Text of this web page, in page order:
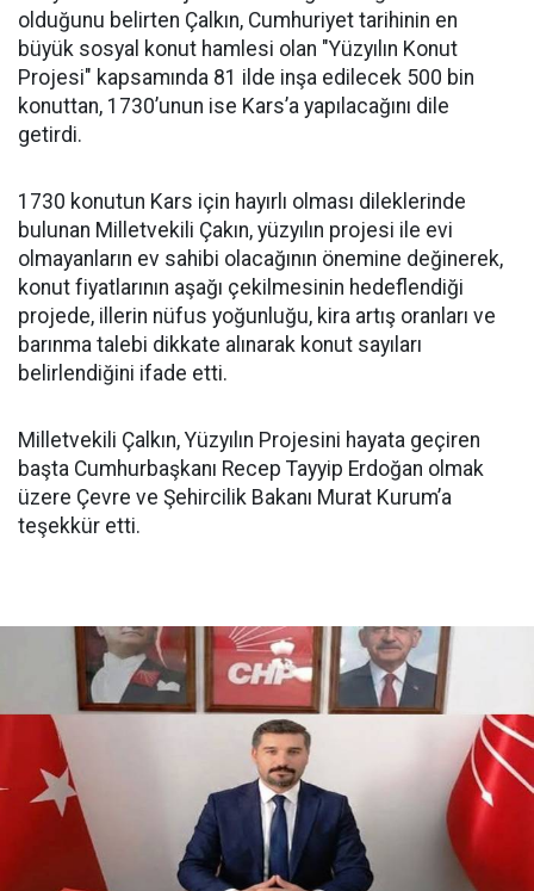
olduğunu belirten Çalkın, Cumhuriyet tarihinin en
büyük sosyal konut hamlesi olan "Yüzyılın Konut
Projesi" kapsamında 81 ilde inşa edilecek 500 bin
konuttan, 1730’unun ise Kars’a yapılacağını dile
getirdi.
1730 konutun Kars için hayırlı olması dileklerinde
bulunan Milletvekili Çakın, yüzyılın projesi ile evi
olmayanların ev sahibi olacağının önemine değinerek,
konut fiyatlarının aşağı çekilmesinin hedeflendiği
projede, illerin nüfus yoğunluğu, kira artış oranları ve
barınma talebi dikkate alınarak konut sayıları
belirlendiğini ifade etti.
Milletvekili Çalkın, Yüzyılın Projesini hayata geçiren
başta Cumhurbaşkanı Recep Tayyip Erdoğan olmak
üzere Çevre ve Şehircilik Bakanı Murat Kurum’a
teşekkür etti.